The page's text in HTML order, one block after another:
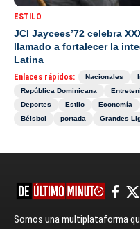
ESTILO
JCI Jaycees’72 celebra
llamado a fortalecer la
Latina
Enlaces rápidos: Nacionales
República Dominicana
Deportes
Estilo Economía
Béisbol
portada Grandes
Somos una multiplataforma